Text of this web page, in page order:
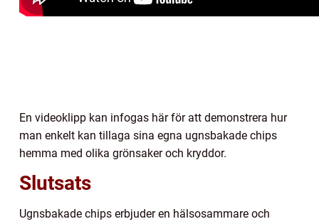
En videoklipp kan infogas här för att demonstrera hur
man enkelt kan tillaga sina egna ugnsbakade chips
hemma med olika grönsaker och kryddor.
Slutsats
Ugnsbakade chips erbjuder en hälsosammare och